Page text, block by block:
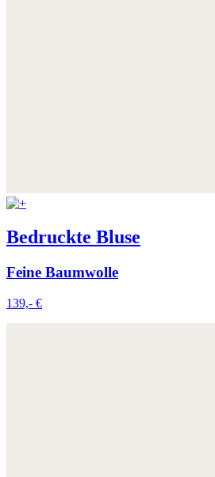
Bedruckte Bluse
Feine Baumwolle
139,- €